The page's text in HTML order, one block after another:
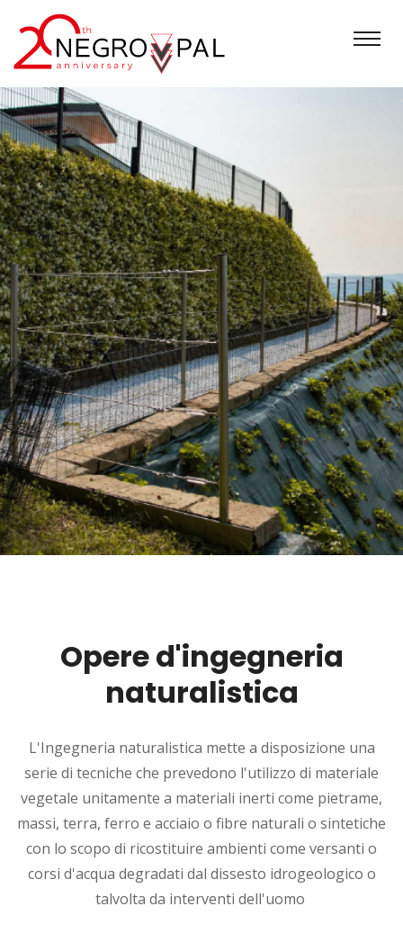
Opere d'ingegneria
naturalistica
L'Ingegneria naturalistica mette a disposizione una
serie di tecniche che prevedono l'utilizzo di materiale
vegetale unitamente a materiali inerti come pietrame,
massi, terra, ferro e acciaio o fibre naturali o sintetiche
con lo scopo di ricostituire ambienti come versanti o
corsi d'acqua degradati dal dissesto idrogeologico o
talvolta da interventi dell'uomo